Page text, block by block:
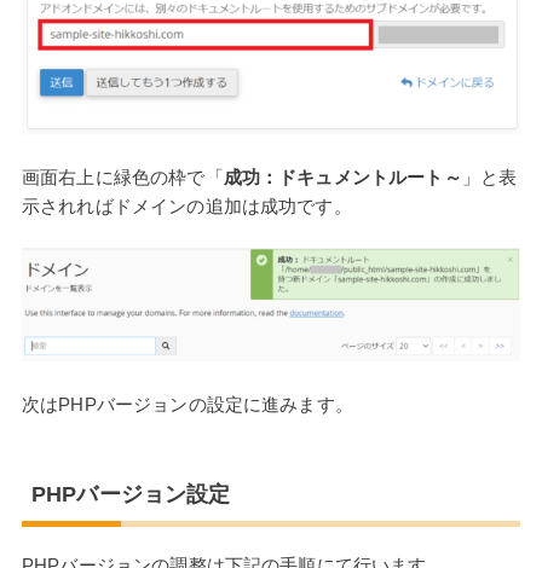
画面右上に緑色の枠で「成功：ドキュメントルート～ 」と表
示されればドメインの追加は成功です。
次はPHPバージョンの設定に進みます。
PHPバージョン設定